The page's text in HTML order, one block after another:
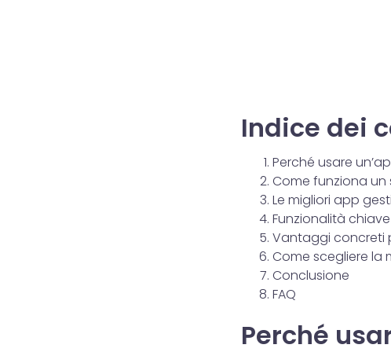
Indice dei
Perché usare
Come funziona
Le migliori app
Funzionalità
Vantaggi concreti
Come scegliere la
Conclusione
FAQ
Perché